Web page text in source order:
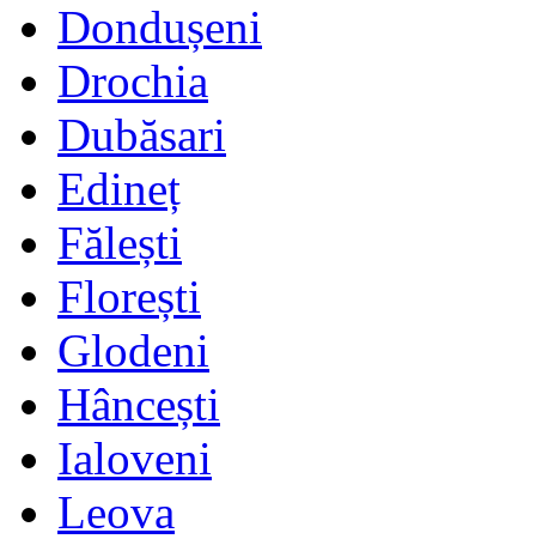
Dondușeni
Drochia
Dubăsari
Edineț
Fălești
Florești
Glodeni
Hâncești
Ialoveni
Leova